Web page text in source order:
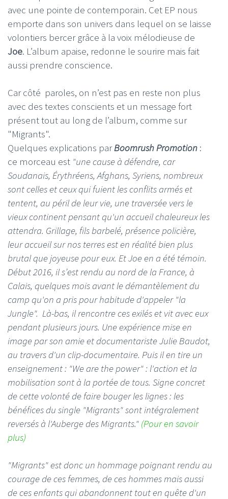
avec une pointe de contemporain. Cet EP nous
emporte dans son univers dans lequel on se laisse
volontiers bercer grâce à la voix mélodieuse de
Joe. L’album apaise, redonne le sourire mais fait
aussi prendre conscience.
Car côté paroles, on n’est pas en reste non plus
avec des textes conscients et un message fort
présent tout au long de l’album, comme sur
"Migrants".
Quelques explications parBoomrush Promotion :
ce morceau est "une cause à défendre, car
Soudanais, Érythréens, Afghans, Syriens, nombreux
sont celles et ceux qui fuient les conflits armés et
tentent, au péril de leur vie, une traversée vers le
vieux continent pensant qu'un accueil chaleureux les
attendra. Grillage, fils barbelé, présence policière,
leur accueil sur nos terres est en réalité bien plus
brutal que joyeuse pour eux. Et Joe en a été témoin.
Début 2016, il s’est rendu au nord de la France, à
Calais, quelques mois avant le démantèlement du
camp qu'on a pris pour habitude d'appeler "la
Jungle". Là-bas, il rencontre ces exilés et vit avec eux
pendant plusieurs jours. Une expérience mise en
image par son amie et documentariste Julie Baudot,
au travers d'un clip-documentaire. Puis il en tire un
enseignement : "We are the power" : l'action et la
mobilisation sont à la portée de tous. Signe concret
de cette volonté de faire bouger les lignes : les
bénéfices du single "Migrants" sont intégralement
reversés à l'Auberge des Migrants." (Pour en savoir
plus)
"Migrants" est donc un hommage poignant rendu au
courage de ces femmes, de ces hommes mais aussi
de ces enfants qui abandonnent tout en quête d'un